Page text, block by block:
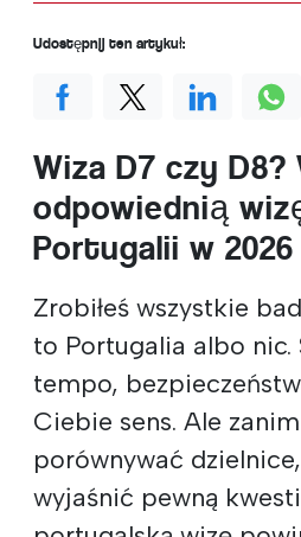
Wiza D7 czy D8?
odpowiednią
Portugalii w
Zrobiłeś wszystkie
to Portugalia albo nic.
tempo,
Ciebie sens. Ale
porównywać
wyjaśnić pewną
Udostępnij ten artykuł: